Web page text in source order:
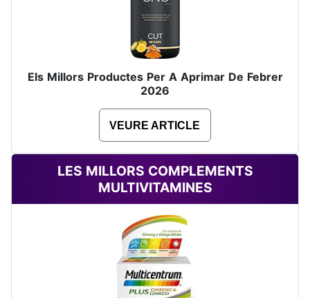
Els Millors Productes Per A Aprimar De Febrer
2026
VEURE ARTICLE
LES MILLORS COMPLEMENTS
MULTIVITAMINES